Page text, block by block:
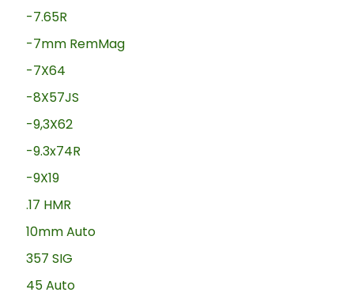
-7.65R
-7mm RemMag
-7X64
-8X57JS
-9,3X62
-9.3x74R
-9X19
.17 HMR
10mm Auto
357 SIG
45 Auto